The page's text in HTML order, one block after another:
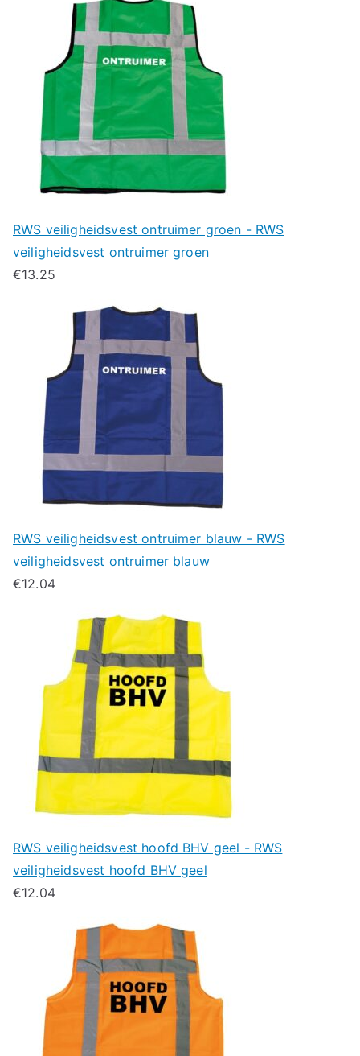
RWS veiligheidsvest ontruimer groen - RWS
veiligheidsvest ontruimer groen
€13.25
RWS veiligheidsvest ontruimer blauw - RWS
veiligheidsvest ontruimer blauw
€12.04
RWS veiligheidsvest hoofd BHV geel - RWS
veiligheidsvest hoofd BHV geel
€12.04